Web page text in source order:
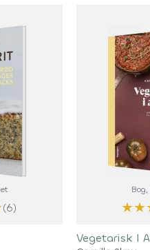
(6)
Bog
★★
Vegetarisk I